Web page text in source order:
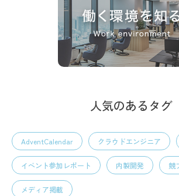
人気のあるタグ
AdventCalendar クラウドエンジニア
イベント参加レポート 内製開発 競
メディア掲載